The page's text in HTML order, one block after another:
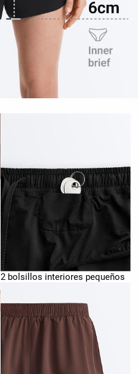
2 bolsillos interiores pequeños